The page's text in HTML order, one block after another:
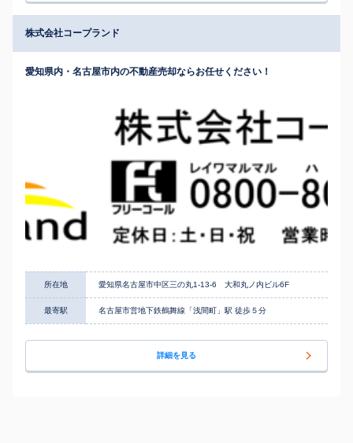
株式会社コープランド
愛知県内・名古屋市内の不動産売却ならお任せください！
所在地 愛知県名古屋市中区三の丸1-13-6 大和丸ノ内ビル6F
最寄駅 名古屋市営地下鉄鶴舞線「浅間町」駅 徒歩５分
詳細を見る